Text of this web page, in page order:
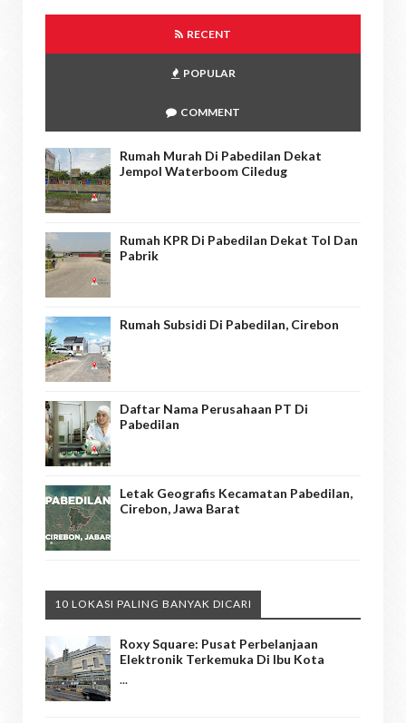
RECENT
POPULAR
COMMENT
Rumah Murah Di Pabedilan Dekat
Jempol Waterboom Ciledug
Rumah KPR Di Pabedilan Dekat Tol Dan
Pabrik
Rumah Subsidi Di Pabedilan, Cirebon
Daftar Nama Perusahaan PT Di
Pabedilan
Letak Geografis Kecamatan Pabedilan,
Cirebon, Jawa Barat
10 LOKASI PALING BANYAK DICARI
Roxy Square: Pusat Perbelanjaan
Elektronik Terkemuka Di Ibu Kota
...